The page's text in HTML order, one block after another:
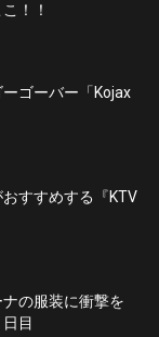
！！
ーゴーバー「Kojax
おすすめする『KTV
の服装に衝撃を
目